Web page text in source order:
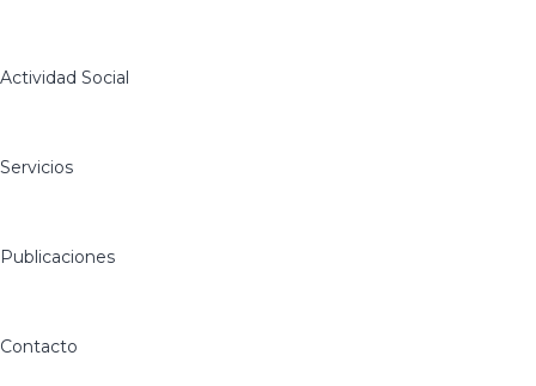
Actividad Social
Servicios
Publicaciones
Contacto